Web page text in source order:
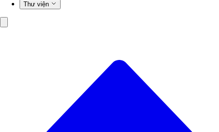
Thư viện